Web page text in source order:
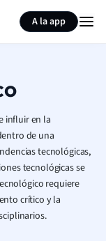
A la app
influir en la
de una
tecnológicas,
tecnológicas se
requiere
crítico y la
Resumir página